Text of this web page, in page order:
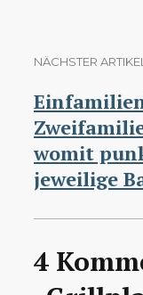
NÄCHSTER ARTIKEL
womit
jeweilige
4